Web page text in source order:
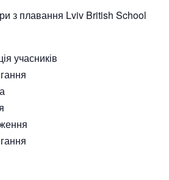
з плавання Lviv British School
учасників